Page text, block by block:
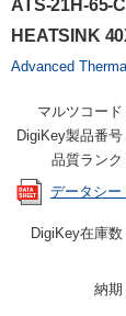
ATS-21H-65-
HEATSINK
Advanced
マルツコード
DigiKey製品番号
品質ランク
データシー
DigiKey在庫数
納期